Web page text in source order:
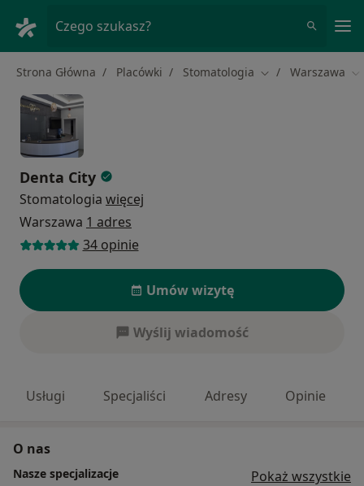
Czego szukasz?
Strona Główna Placówki Stomatologia Zmień miasto
Warszawa
Denta City
Stomatologia więcej
Warszawa 1 adres
34 opinie
Umów wizytę
Wyślij wiadomość
Usługi Specjaliści Adresy Opinie
O nas
Nasze specjalizacje Pokaż wszystkie